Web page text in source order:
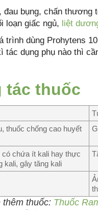
đau bụng, chấn thương
loạn giấc ngủ, liệt
trình dùng Prohytens
tác dụng phụ nào thì
tác thuốc
thuốc chống cao huyết
có chứa ít kali hay thực
kali, gây tăng kali
thêm thuốc: Thuốc